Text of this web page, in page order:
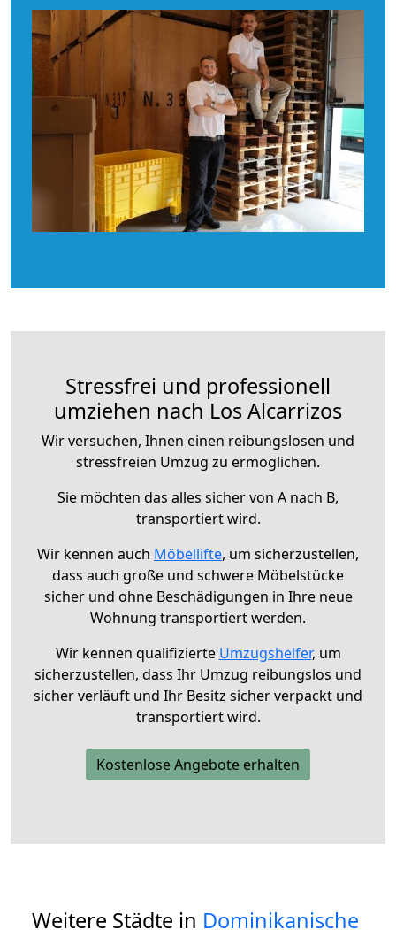
Stressfrei und professionell
umziehen nach Los Alcarrizos
Wir versuchen, Ihnen einen reibungslosen und
stressfreien Umzug zu ermöglichen.
Sie möchten das alles sicher von A nach B,
transportiert wird.
Wir kennen auch Möbellifte, um sicherzustellen,
dass auch große und schwere Möbelstücke
sicher und ohne Beschädigungen in Ihre neue
Wohnung transportiert werden.
Wir kennen qualifizierte Umzugshelfer, um
sicherzustellen, dass Ihr Umzug reibungslos und
sicher verläuft und Ihr Besitz sicher verpackt und
transportiert wird.
Kostenlose Angebote erhalten
Weitere Städte in Dominikanische